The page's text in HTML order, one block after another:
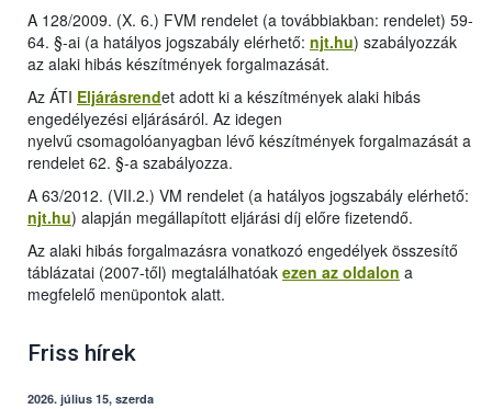
A 128/2009. (X. 6.) FVM rendelet (a továbbiakban: rendelet) 59-
64. §-ai (a hatályos jogszabály elérhető: njt.hu) szabályozzák
az alaki hibás készítmények forgalmazását.
Az ÁTI Eljárásrendet adott ki a készítmények alaki hibás
engedélyezési eljárásáról. Az idegen
nyelvű csomagolóanyagban lévő készítmények forgalmazását a
rendelet 62. §-a szabályozza.
A 63/2012. (VII.2.) VM rendelet (a hatályos jogszabály elérhető:
njt.hu) alapján megállapított eljárási díj előre fizetendő.
Az alaki hibás forgalmazásra vonatkozó engedélyek összesítő
táblázatai (2007-től) megtalálhatóak ezen az oldalon a
megfelelő menüpontok alatt.
Friss hírek
2026. július 15, szerda